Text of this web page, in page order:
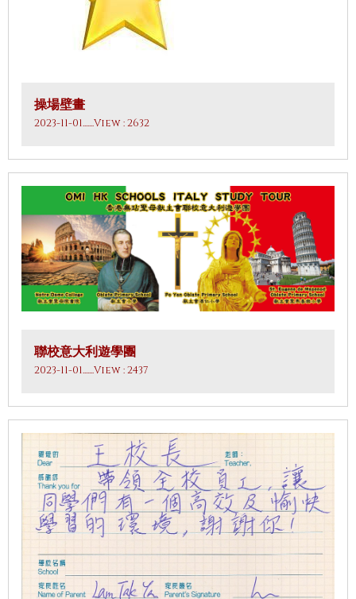
操場壁畫
2023-11-01.......View : 2632
聯校意大利遊學團
2023-11-01.......View : 2437